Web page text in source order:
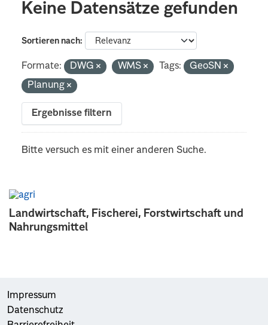
Landwirtschaft, Fischerei, Forstwirtschaft und
Nahrungsmittel
Keine Datensätze gefunden
Sortieren nach
Formate: DWG WMS Tags:
GeoSN
Planung
Ergebnisse filtern
Bitte versuch es mit einer anderen Suche.
Impressum
Datenschutz